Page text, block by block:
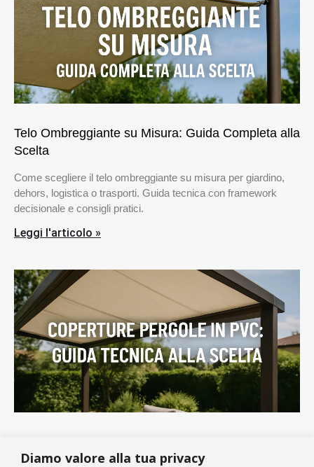
Diamo valore alla tua privacy
Telo Ombreggiante su Misura: Guida Completa alla
Scelta
Come scegliere il telo ombreggiante su misura per giardino,
dehors, logistica o trasporti. Guida tecnica con framework
decisionale e consigli pratici.
Leggi l'articolo »
Scelta